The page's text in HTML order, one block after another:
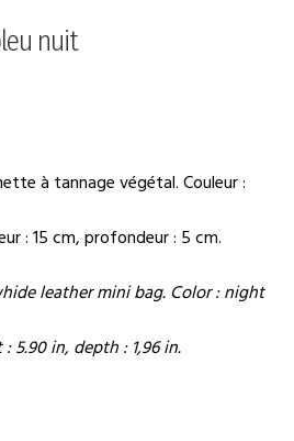
nuit
à tannage végétal. Couleur :
: 15 cm, profondeur : 5 cm.
leather mini bag. Color : night
5.90 in, depth : 1,96 in.